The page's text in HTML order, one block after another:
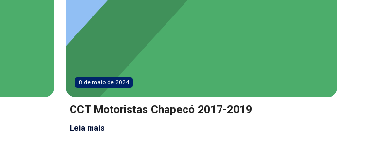
8 de maio de 2024
CCT Motoristas Chapecó 2017-2019
Leia mais